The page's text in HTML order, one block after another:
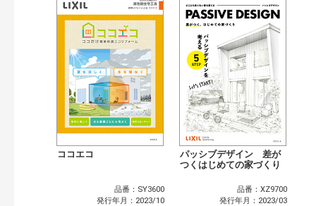
ココエコ
品番：SY3600
発行年月：2023/10
パッシブデザイン 差が
つくはじめての家づくり
品番：XZ9700
発行年月：2023/03